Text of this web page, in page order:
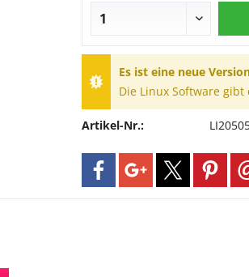
Es ist eine neue
Die Linux Software gibt
Artikel-Nr.: